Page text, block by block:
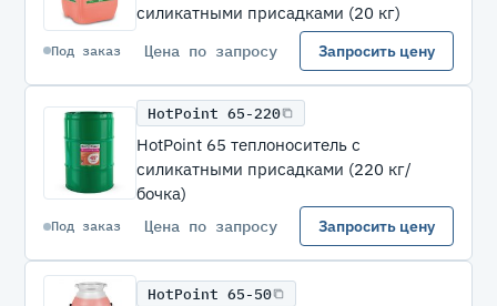
силикатными присадками (20 кг)
Под заказ Цена по запросу Запросить цену
HotPoint 65-220
HotPoint 65 теплоноситель с
силикатными присадками (220 кг/
бочка)
Под заказ Цена по запросу Запросить цену
HotPoint 65-50